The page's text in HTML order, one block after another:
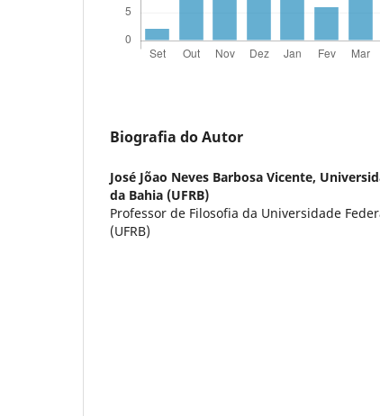
Biografia do Autor
José Jõao Neves Barbosa Vicente,
da Bahia (UFRB)
Professor de Filosofia da Universidade
(UFRB)